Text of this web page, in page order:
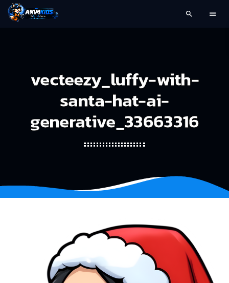
search menu
vecteezy_luffy-with-
santa-hat-ai-
generative_33663316